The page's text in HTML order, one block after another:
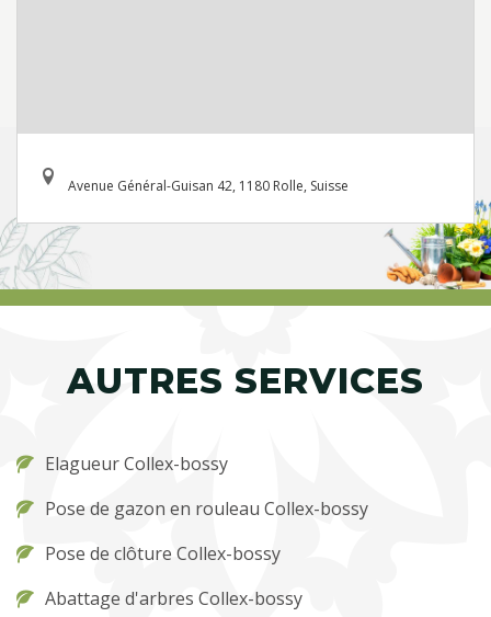
Avenue Général-Guisan 42, 1180 Rolle, Suisse
AUTRES SERVICES
Elagueur Collex-bossy
Pose de gazon en rouleau Collex-bossy
Pose de clôture Collex-bossy
Abattage d'arbres Collex-bossy